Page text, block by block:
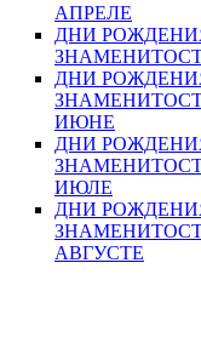
АПРЕЛЕ
ДНИ
ДНИ
ИЮНЕ
ДНИ
ИЮЛЕ
ДНИ
АВГУСТЕ